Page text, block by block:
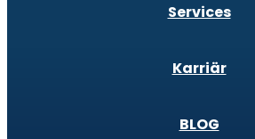
Services
Karriär
BLOG